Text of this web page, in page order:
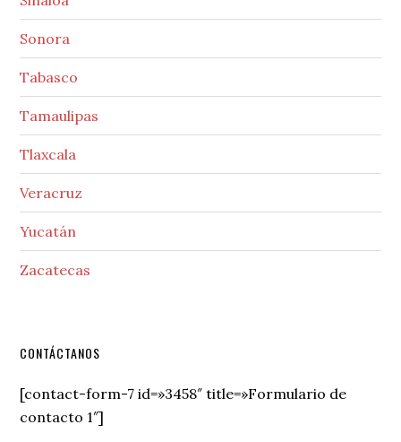
Sonora
Tabasco
Tamaulipas
Tlaxcala
Veracruz
Yucatán
Zacatecas
Secondary
Sidebar
CONTÁCTANOS
[contact-form-7 id=»3458″ title=»Formulario de
contacto 1″]